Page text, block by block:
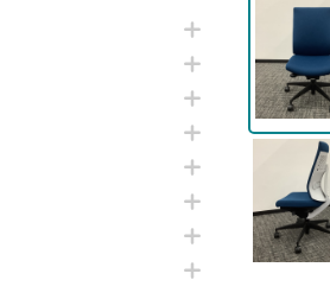
・コピー機
ガー・ポールハンガー
ッチンキャビネット
クセサリーその他
テーブル
ーブル・サイドテーブル
ブル
クス（ゴミ箱）
家具その他
濯機
・加湿器
・モニター類
ッチン家電・オフィス家電